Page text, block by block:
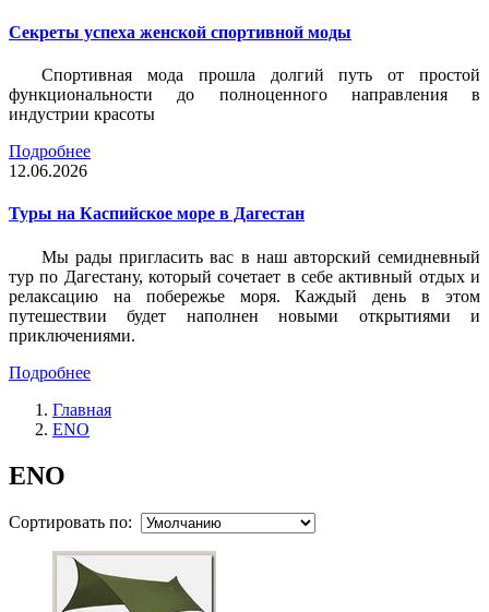
Секреты успеха женской спортивной моды
Спортивная мода прошла долгий путь от простой
функциональности до полноценного направления в
индустрии красоты
Подробнее
12.06.2026
Туры на Каспийское море в Дагестан
Мы рады пригласить вас в наш авторский семидневный
тур по Дагестану, который сочетает в себе активный отдых и
релаксацию на побережье моря. Каждый день в этом
путешествии будет наполнен новыми открытиями и
приключениями.
Подробнее
Главная
ENO
ENO
Сортировать по: